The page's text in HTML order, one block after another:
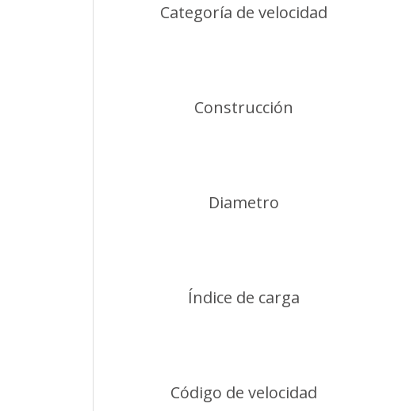
Categoría de velocidad
Construcción
Diametro
Índice de carga
Código de velocidad